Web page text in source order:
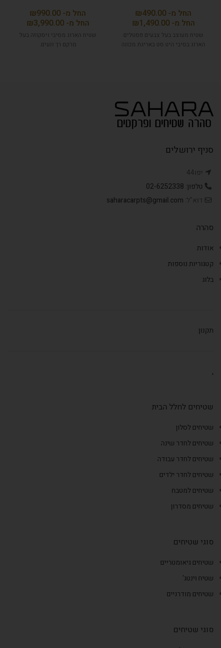
₪
₪
שטיח מעוצב בעל צבעים פסטלים
הארוג בסיבי היט סט באריגת מכונה
₪
₪
שטיח הארוג מסיבי ויסקוזה בעל
מרקם רך ונעים.
סניף ירושלים
יפו44
טלפון: 02-6252338
דוא"ל: saharacarpts@gmail.com
סהרה
אודות
קטגוריות נוספות
בלוג
תקנון
,
שטיחים לחלל הבית
שטיחים לסלון
שטיחים לחדר שינה
שטיחים לחדר עבודה
שטיחים לחדר ילדים
שטיחים למטבח
שטיחים מסדרון
סוגי שטיחים
שטיחים גיאומטריים
שטיח וינטג'
שטיחים מודרניים
סוגי שטיחים